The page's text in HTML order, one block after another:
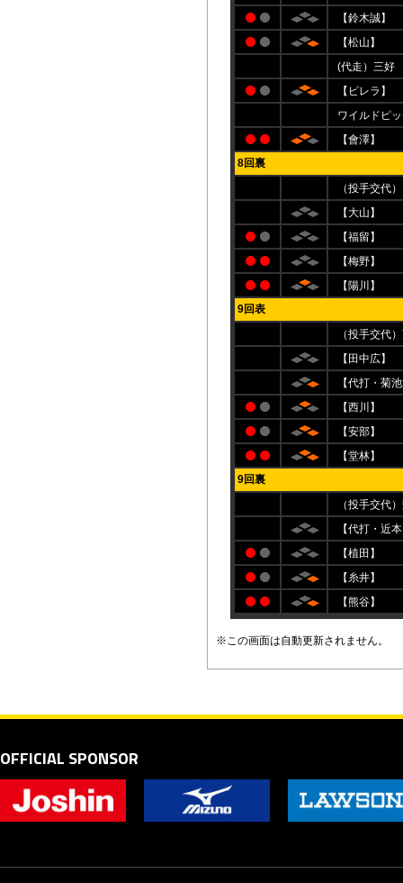
【鈴木誠】
【松山】
(代走）三好
【ピレラ】
ワイルドピ
【會澤】
8回裏
（投手交
【大山】
【福留】
【梅野】
【陽川】
9回表
（投手交
【田中広】
【代打・菊
【西川】
【安部】
【堂林】
9回裏
（投手交
【代打・近
【植田】
【糸井】
【熊谷】
※この画面は自動更新されません。
OFFICIAL SPONSOR